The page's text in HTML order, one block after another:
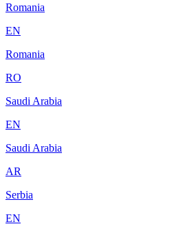
Romania
EN
Romania
RO
Saudi Arabia
EN
Saudi Arabia
AR
Serbia
EN